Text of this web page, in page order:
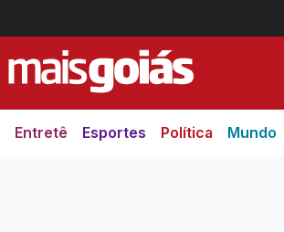
Entretê Esportes Política Mundo